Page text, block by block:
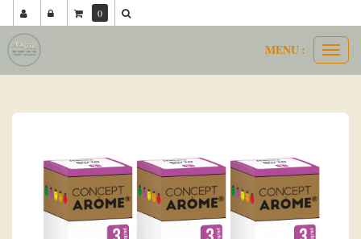
MENU :
concept arôme 80 20
0